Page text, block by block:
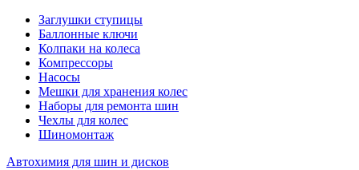
Заглушки ступицы
Баллонные ключи
Колпаки на колеса
Компрессоры
Насосы
Мешки для хранения колес
Наборы для ремонта шин
Чехлы для колес
Шиномонтаж
Автохимия для шин и дисков